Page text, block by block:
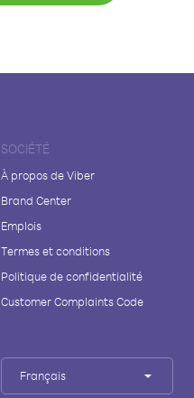
SOCIÉTÉ
À propos de Viber
Brand Center
Emplois
Termes et conditions
Politique de confidentialité
Customer Complaints Code
Français